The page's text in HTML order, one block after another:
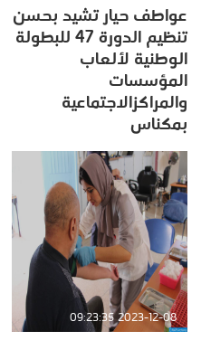
عواطف حيار تشيد بحسن
تنظيم الدورة 47 للبطولة
الوطنية لألعاب
المؤسسات
والمراكزالاجتماعية
بمكناس
2023-12-08 09:23:35